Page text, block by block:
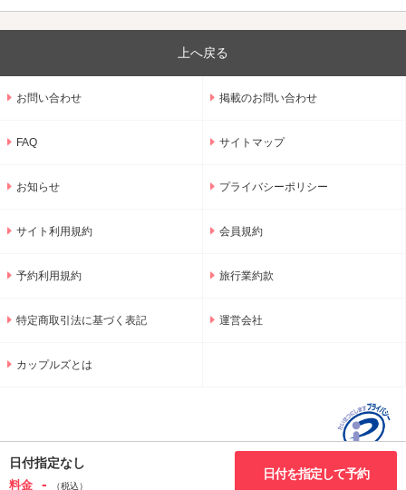
日付指定なし
料金 - （税込）
日付を指定して予約
上へ戻る
お問い合わせ 掲載のお問い合わせ
FAQ サイトマップ
お知らせ プライバシーポリシー
サイト利用規約 会員規約
予約利用規約 旅行業約款
特定商取引法に基づく表記 運営会社
カップルズとは